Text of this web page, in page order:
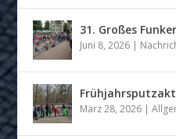
31. Großes
Juni 8, 2026 |
März 28, 2026 |